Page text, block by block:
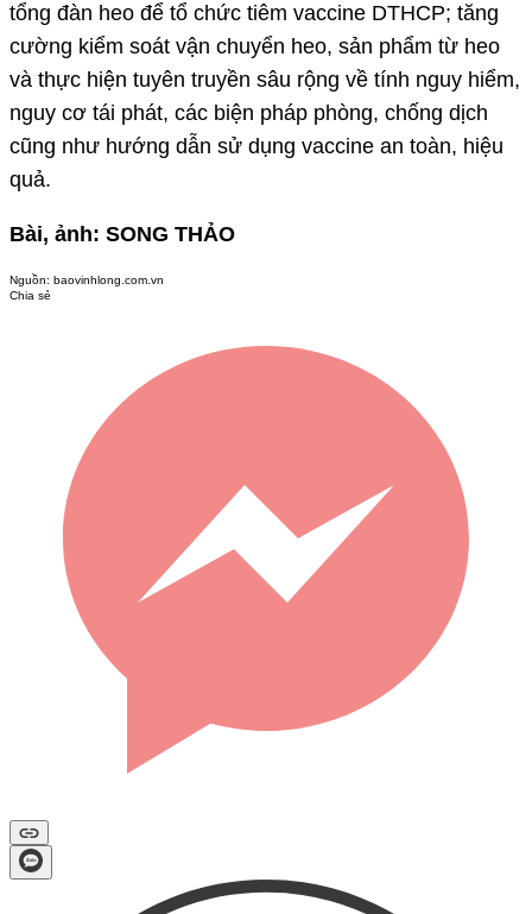
tổng đàn heo để tổ chức tiêm vaccine DTHCP; tăng
cường kiểm soát vận chuyển heo, sản phẩm từ heo
và thực hiện tuyên truyền sâu rộng về tính nguy hiểm,
nguy cơ tái phát, các biện pháp phòng, chống dịch
cũng như hướng dẫn sử dụng vaccine an toàn, hiệu
quả.
Bài, ảnh: SONG THẢO
Nguồn: baovinhlong.com.vn
Chia sẻ